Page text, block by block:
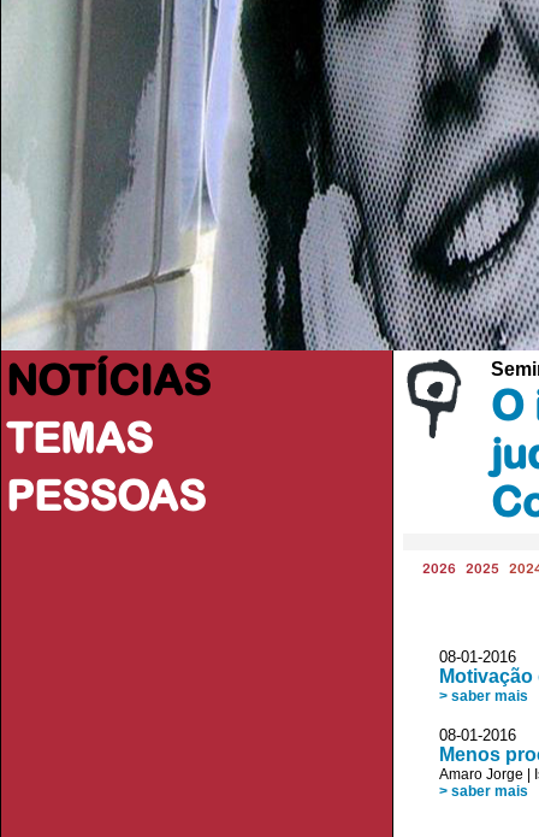
NOTÍCIAS
TEMAS
PESSOAS
O
2026 2025
08-01-
> saber mais
08-01-2016
Menos
Amaro Jorge
> saber mais